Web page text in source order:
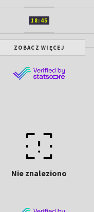
18:45
ZOBACZ WIĘCEJ
Nie znaleziono